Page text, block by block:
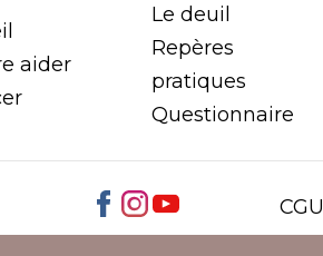
aider
Le deuil
Repères
pratiques
Questionnaire
CGU